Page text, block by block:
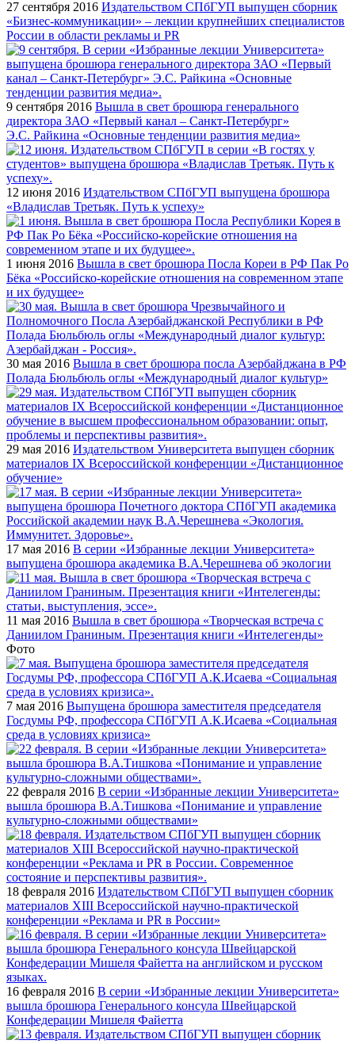
27 сентября 2016 Издательством СПбГУП выпущен сборник
«Бизнес-коммуникации» – лекции крупнейших специалистов
России в области рекламы и PR
9 сентября 2016 Вышла в свет брошюра генерального
директора ЗАО «Первый канал – Санкт-Петербург»
Э.С. Райкина «Основные тенденции развития медиа»
12 июня 2016 Издательством СПбГУП выпущена брошюра
«Владислав Третьяк. Путь к успеху»
1 июня 2016 Вышла в свет брошюра Посла Кореи в РФ Пак Ро
Бёка «Российско-корейские отношения на современном этапе
и их будущее»
30 мая 2016 Вышла в свет брошюра посла Азербайджана в РФ
Полада Бюльбюль оглы «Международный диалог культур»
29 мая 2016 Издательством Университета выпущен сборник
материалов IX Всероссийской конференции «Дистанционное
обучение»
17 мая 2016 В серии «Избранные лекции Университета»
выпущена брошюра академика В.А.Черешнева об экологии
11 мая 2016 Вышла в свет брошюра «Творческая встреча с
Даниилом Граниным. Презентация книги «Интелегенды»
Фото
7 мая 2016 Выпущена брошюра заместителя председателя
Госдумы РФ, профессора СПбГУП А.К.Исаева «Социальная
среда в условиях кризиса»
22 февраля 2016 В серии «Избранные лекции Университета»
вышла брошюра В.А.Тишкова «Понимание и управление
культурно-сложными обществами»
18 февраля 2016 Издательством СПбГУП выпущен сборник
материалов XIII Всероссийской научно-практической
конференции «Реклама и PR в России»
16 февраля 2016 В серии «Избранные лекции Университета»
вышла брошюра Генерального консула Швейцарской
Конфедерации Мишеля Файетта